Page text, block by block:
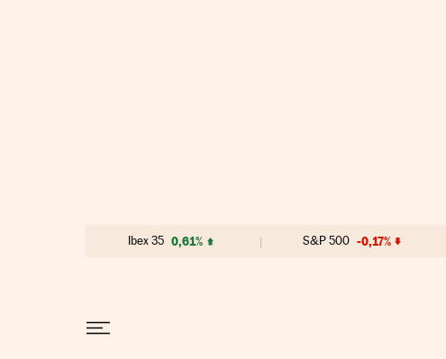
Ibex 35 0,61% S&P 500 -0,17%